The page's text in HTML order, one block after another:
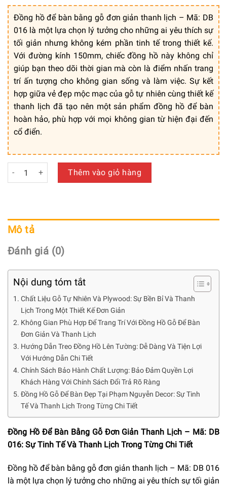
Đồng hồ để bàn bằng gỗ đơn giản thanh lịch – Mã: DB
016 là một lựa chọn lý tưởng cho những ai yêu thích sự
tối giản nhưng không kém phần tinh tế trong thiết kế.
Với đường kính 150mm, chiếc đồng hồ này không chỉ
giúp bạn theo dõi thời gian mà còn là điểm nhấn trang
trí ấn tượng cho không gian sống và làm việc. Sự kết
hợp giữa vẻ đẹp mộc mạc của gỗ tự nhiên cùng thiết kế
thanh lịch đã tạo nên một sản phẩm đồng hồ để bàn
hoàn hảo, phù hợp với mọi không gian từ hiện đại đến
cổ điển.
Đồng Hồ Để Bàn Bằng Gỗ Đơn Giản Thanh Lịch – Mã: DB
Thêm vào giỏ hàng
Mô tả
Đánh giá (0)
Nội dung tóm tắt
Chất Liệu Gỗ Tự Nhiên Và Plywood: Sự Bền Bỉ Và Thanh
Lịch Trong Một Thiết Kế Đơn Giản
Không Gian Phù Hợp Để Trang Trí Với Đồng Hồ Gỗ Để Bàn
Đơn Giản Và Thanh Lịch
Hướng Dẫn Treo Đồng Hồ Lên Tường: Dễ Dàng Và Tiện Lợi
Với Hướng Dẫn Chi Tiết
Chính Sách Bảo Hành Chất Lượng: Bảo Đảm Quyền Lợi
Khách Hàng Với Chính Sách Đổi Trả Rõ Ràng
Đồng Hồ Gỗ Để Bàn Đẹp Tại Phạm Nguyễn Decor: Sự Tinh
Tế Và Thanh Lịch Trong Từng Chi Tiết
Đồng Hồ Để Bàn Bằng Gỗ Đơn Giản Thanh Lịch – Mã: DB
016: Sự Tinh Tế Và Thanh Lịch Trong Từng Chi Tiết
Đồng hồ để bàn bằng gỗ đơn giản thanh lịch – Mã: DB 016
là một lựa chọn lý tưởng cho những ai yêu thích sự tối giản